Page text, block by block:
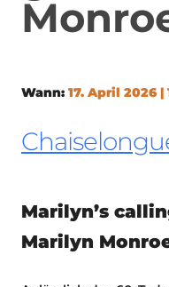
Wann: 17. April 2026 |
Marilyn’s
Marilyn